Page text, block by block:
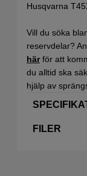
Husqvarna
Vill du söka
reservdelar?
härför att
du alltid ska
hjälp av
FILER